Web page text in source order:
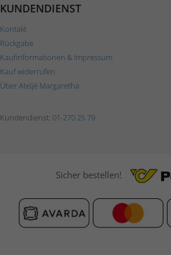
KUNDENDIENST
Kontakt
Rückgabe
Kaufinformationen & Impressum
Kauf widerrufen
Über Ateljé Margaretha
Kundendienst: 01-270 25 79
Sicher bestellen!